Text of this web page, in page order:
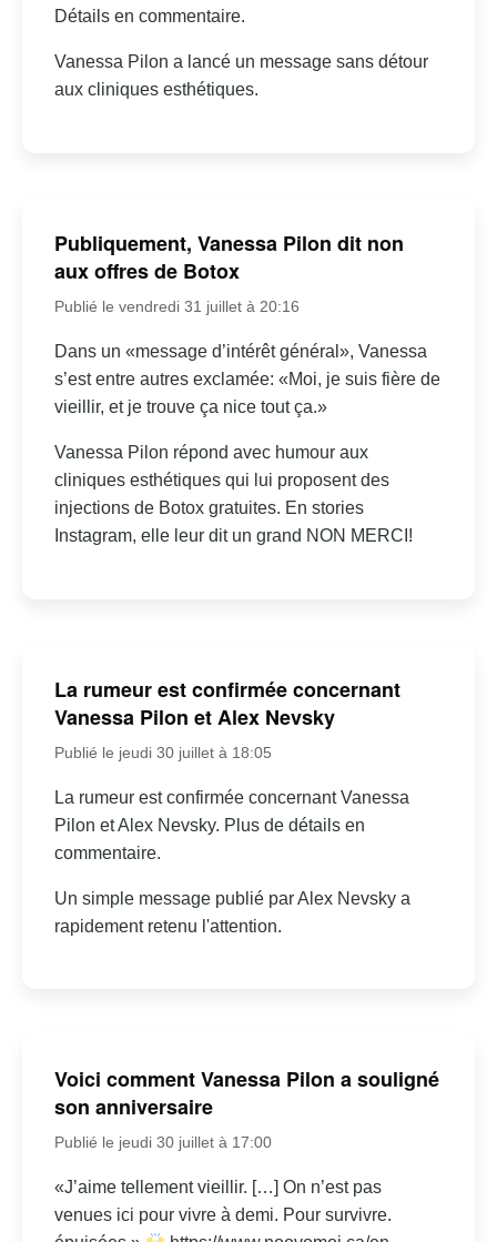
Détails en commentaire.
Vanessa Pilon a lancé un message sans détour
aux cliniques esthétiques.
Publiquement, Vanessa Pilon dit non
aux offres de Botox
Publié le vendredi 31 juillet à 20:16
Dans un «message d’intérêt général», Vanessa
s’est entre autres exclamée: «Moi, je suis fière de
vieillir, et je trouve ça nice tout ça.»
Vanessa Pilon répond avec humour aux
cliniques esthétiques qui lui proposent des
injections de Botox gratuites. En stories
Instagram, elle leur dit un grand NON MERCI!
La rumeur est confirmée concernant
Vanessa Pilon et Alex Nevsky
Publié le jeudi 30 juillet à 18:05
La rumeur est confirmée concernant Vanessa
Pilon et Alex Nevsky. Plus de détails en
commentaire.
Un simple message publié par Alex Nevsky a
rapidement retenu l'attention.
Voici comment Vanessa Pilon a souligné
son anniversaire
Publié le jeudi 30 juillet à 17:00
«J’aime tellement vieillir. […] On n’est pas
venues ici pour vivre à demi. Pour survivre.